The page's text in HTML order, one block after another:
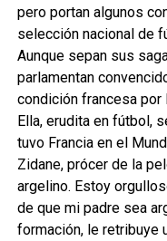
pero portan algunos
selección nacional de
Aunque sepan sus
parlamentan
condición francesa por
Ella, erudita en fútbol,
tuvo Francia en el
Zidane, prócer de la
argelino. Estoy
de que mi padre sea
formación, le retribuye